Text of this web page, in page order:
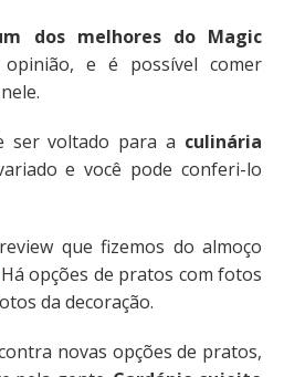
dos melhores do Magic
e é possível comer
ser voltado para a culinária
e você pode conferi-lo
que fizemos do almoço
opções de pratos com fotos
da decoração.
novas opções de pratos,